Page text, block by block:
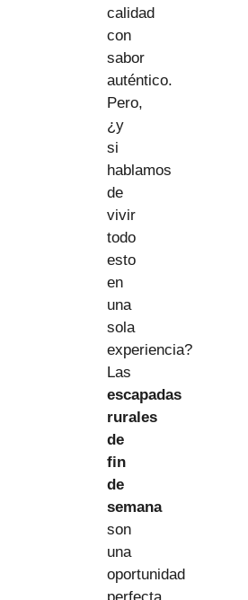
calidad
con
sabor
auténtico.
Pero,
¿y
si
hablamos
de
vivir
todo
esto
en
una
sola
experiencia?
Las
escapadas
rurales
de
fin
de
semana
son
una
oportunidad
perfecta